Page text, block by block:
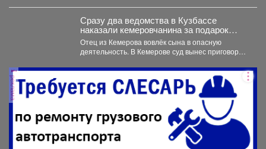
Сразу два ведомства в Кузбассе
наказали кемеровчанина за подарок
сыну
Отец из Кемерова вовлёк сына в опасную
деятельность. В Кемерове суд вынес приговор
реклама